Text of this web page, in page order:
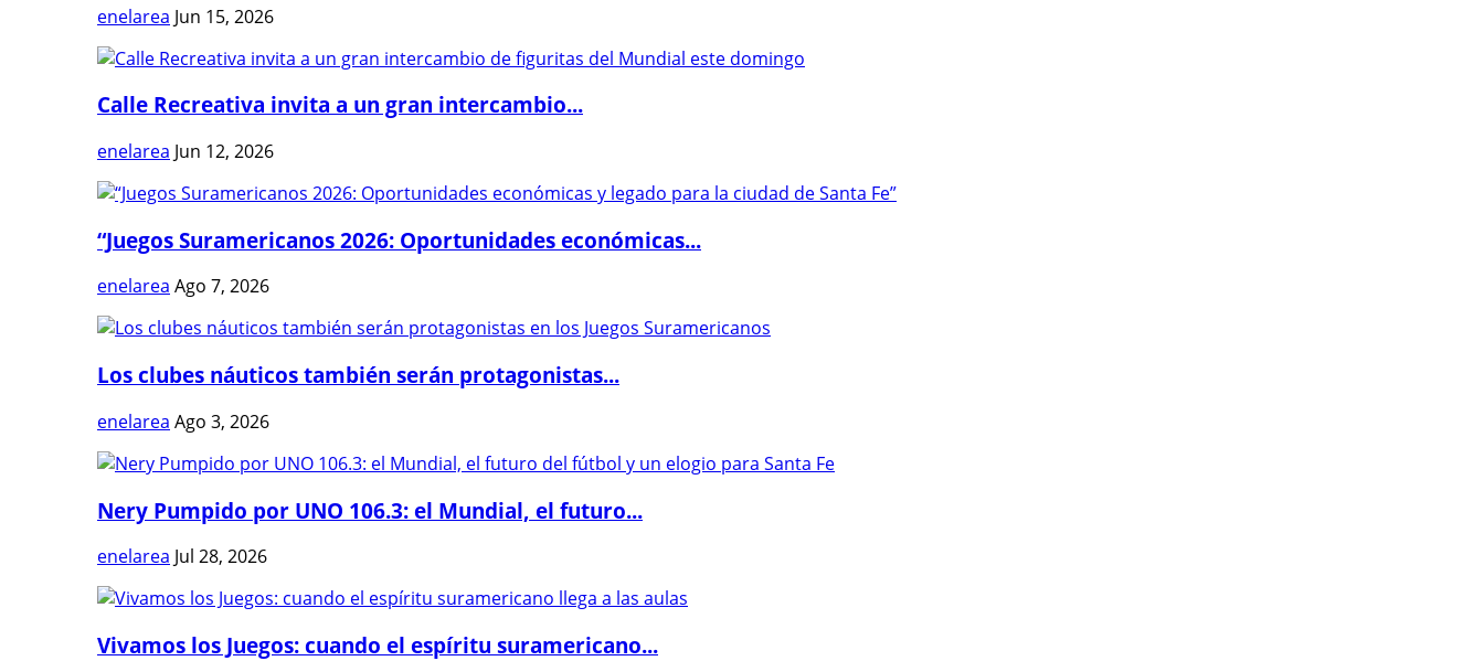
enelarea Jun 15, 2026
Calle Recreativa invita a un gran intercambio...
enelarea Jun 12, 2026
“Juegos Suramericanos 2026: Oportunidades económicas...
enelarea Ago 7, 2026
Los clubes náuticos también serán protagonistas...
enelarea Ago 3, 2026
Nery Pumpido por UNO 106.3: el Mundial, el futuro...
enelarea Jul 28, 2026
Vivamos los Juegos: cuando el espíritu suramericano...